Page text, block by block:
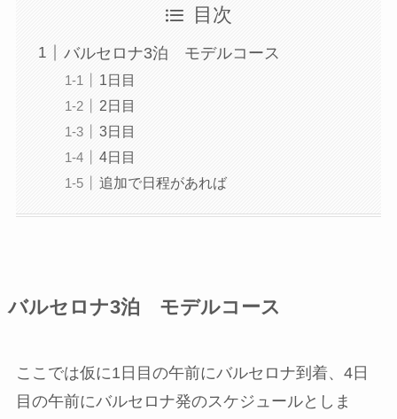
目次
バルセロナ3泊 モデルコース
1日目
2日目
3日目
4日目
追加で日程があれば
バルセロナ3泊 モデルコース
ここでは仮に1日目の午前にバルセロナ到着、4日
目の午前にバルセロナ発のスケジュールとしま